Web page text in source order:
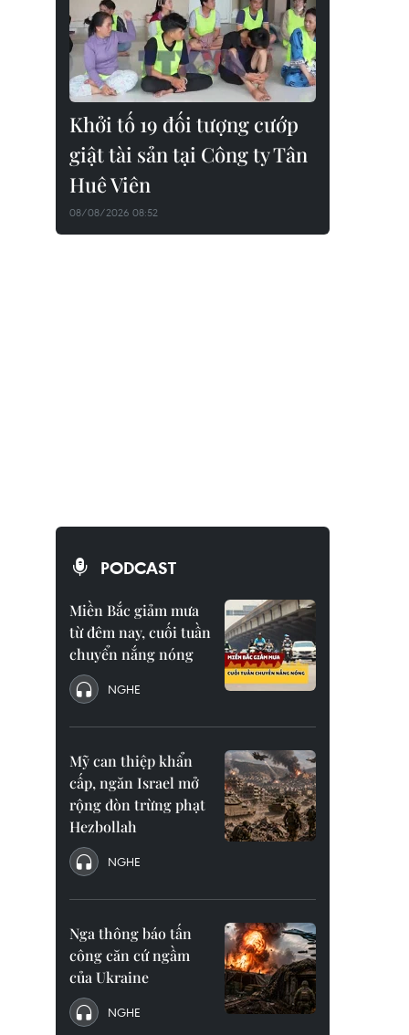
Khởi tố 19 đối tượng cướp
giật tài sản tại Công ty Tân
Huê Viên
08/08/2026 08:52
PODCAST
Miền Bắc giảm mưa
từ đêm nay, cuối tuần
chuyển nắng nóng
NGHE
Mỹ can thiệp khẩn
cấp, ngăn Israel mở
rộng đòn trừng phạt
Hezbollah
NGHE
Nga thông báo tấn
công căn cứ ngầm
của Ukraine
NGHE